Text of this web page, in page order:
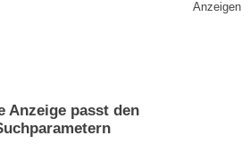
Anzeigen
Anzeige passt den